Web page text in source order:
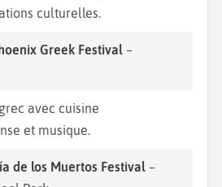
culturelles.
Greek Festival –
avec cuisine
et musique.
de los Muertos Festival –